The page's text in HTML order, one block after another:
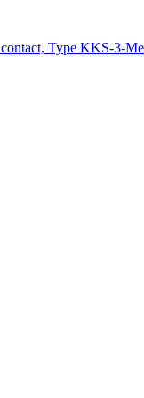
contact, Type KKS-3-